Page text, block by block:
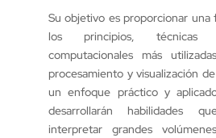
Su objetivo es proporcionar una
los principios, técnicas
computacionales más
procesamiento y visualización
un enfoque práctico y
desarrollarán habilidades
interpretar grandes